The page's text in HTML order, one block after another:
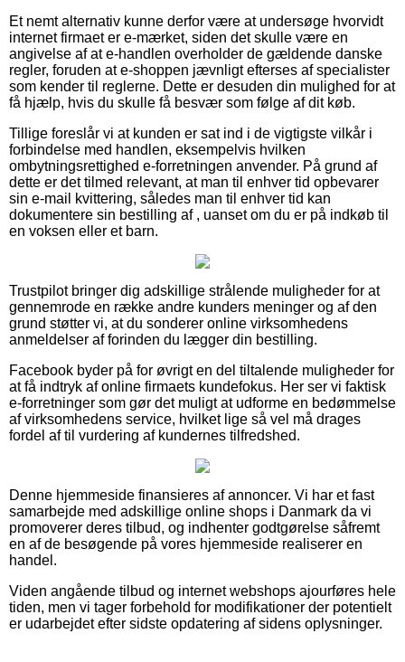
Et nemt alternativ kunne derfor være at undersøge hvorvidt
internet firmaet er e-mærket, siden det skulle være en
angivelse af at e-handlen overholder de gældende danske
regler, foruden at e-shoppen jævnligt efterses af specialister
som kender til reglerne. Dette er desuden din mulighed for at
få hjælp, hvis du skulle få besvær som følge af dit køb.
Tillige foreslår vi at kunden er sat ind i de vigtigste vilkår i
forbindelse med handlen, eksempelvis hvilken
ombytningsrettighed e-forretningen anvender. På grund af
dette er det tilmed relevant, at man til enhver tid opbevarer
sin e-mail kvittering, således man til enhver tid kan
dokumentere sin bestilling af , uanset om du er på indkøb til
en voksen eller et barn.
Trustpilot bringer dig adskillige strålende muligheder for at
gennemrode en række andre kunders meninger og af den
grund støtter vi, at du sonderer online virksomhedens
anmeldelser af forinden du lægger din bestilling.
Facebook byder på for øvrigt en del tiltalende muligheder for
at få indtryk af online firmaets kundefokus. Her ser vi faktisk
e-forretninger som gør det muligt at udforme en bedømmelse
af virksomhedens service, hvilket lige så vel må drages
fordel af til vurdering af kundernes tilfredshed.
Denne hjemmeside finansieres af annoncer. Vi har et fast
samarbejde med adskillige online shops i Danmark da vi
promoverer deres tilbud, og indhenter godtgørelse såfremt
en af de besøgende på vores hjemmeside realiserer en
handel.
Viden angående tilbud og internet webshops ajourføres hele
tiden, men vi tager forbehold for modifikationer der potentielt
er udarbejdet efter sidste opdatering af sidens oplysninger.